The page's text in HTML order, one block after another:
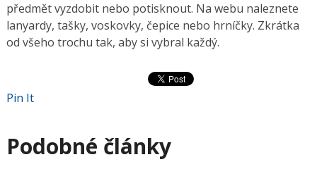
předmět vyzdobit nebo potisknout. Na webu naleznete
lanyardy, tašky, voskovky, čepice nebo hrníčky. Zkrátka
od všeho trochu tak, aby si vybral každý.
Pin It
Podobné články